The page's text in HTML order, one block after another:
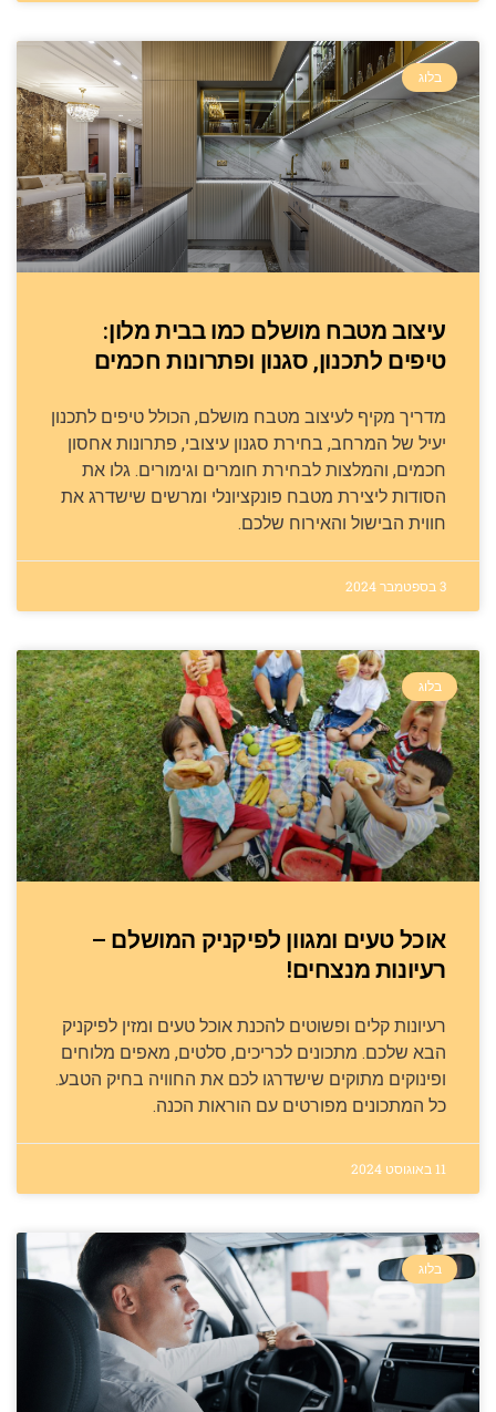
בלוג
עיצוב מטבח מושלם כמו בבית מלון:
טיפים לתכנון, סגנון ופתרונות חכמים
מדריך מקיף לעיצוב מטבח מושלם, הכולל טיפים לתכנון
יעיל של המרחב, בחירת סגנון עיצובי, פתרונות אחסון
חכמים, והמלצות לבחירת חומרים וגימורים. גלו את
הסודות ליצירת מטבח פונקציונלי ומרשים שישדרג את
חווית הבישול והאירוח שלכם.
3 בספטמבר 2024
בלוג
אוכל טעים ומגוון לפיקניק המושלם –
רעיונות מנצחים!
רעיונות קלים ופשוטים להכנת אוכל טעים ומזין לפיקניק
הבא שלכם. מתכונים לכריכים, סלטים, מאפים מלוחים
ופינוקים מתוקים שישדרגו לכם את החוויה בחיק הטבע.
כל המתכונים מפורטים עם הוראות הכנה.
11 באוגוסט 2024
בלוג